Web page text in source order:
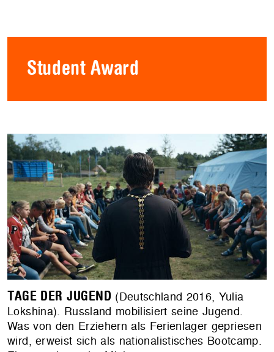
Student Award
TAGE DER JUGEND (Deutschland 2016, Yulia
Lokshina). Russland mobilisiert seine Jugend.
Was von den Erziehern als Ferienlager gepriesen
wird, erweist sich als nationalistisches Bootcamp.